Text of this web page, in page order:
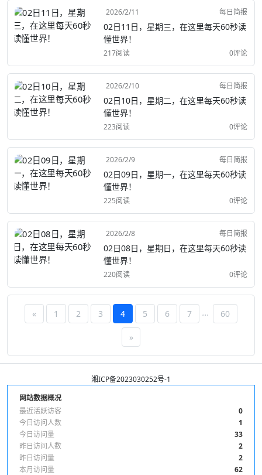
2026/2/11 每日简报
02日11日，星期三，在这里每天60秒读
懂世界！
217阅读 0评论
2026/2/10 每日简报
02日10日，星期二，在这里每天60秒读
懂世界！
223阅读 0评论
2026/2/9 每日简报
02日09日，星期一，在这里每天60秒读
懂世界！
225阅读 0评论
2026/2/8 每日简报
02日08日，星期日，在这里每天60秒读
懂世界！
220阅读 0评论
« 1 2 3 4 5 6 7 ... 60
»
湘ICP备2023030252号-1
网站数据概况
0
最近活跃访客
1
今日访问人数
33
今日访问量
2
昨日访问人数
2
昨日访问量
62
本月访问量